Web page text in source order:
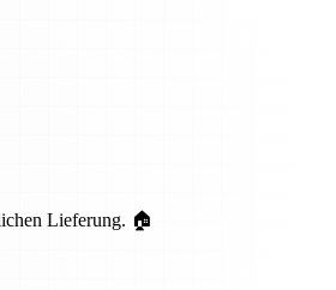
Lieferung. 🏠